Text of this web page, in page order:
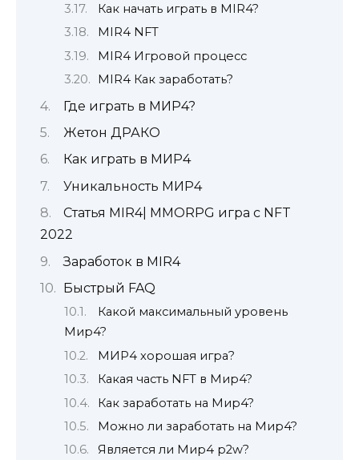
Как начать играть в MIR4?
MIR4 NFT
MIR4 Игровой процесс
MIR4 Как заработать?
Где играть в МИР4?
Жетон ДРАКО
Как играть в МИР4
Уникальность МИР4
Статья MIR4| MMORPG игра с NFT
2022
Заработок в MIR4
Быстрый FAQ
Какой максимальный уровень
Мир4?
МИР4 хорошая игра?
Какая часть NFT в Мир4?
Как заработать на Мир4?
Можно ли заработать на Мир4?
Является ли Мир4 p2w?